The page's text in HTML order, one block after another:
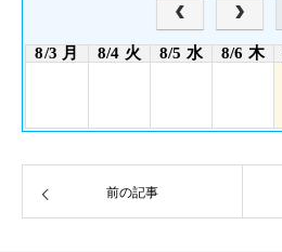
8/3 月 8/4 火 8/5 水 8/6 木
前の記事